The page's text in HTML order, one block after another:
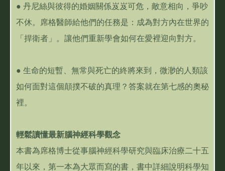
● 丹尼絲與彼得的婚姻關係岌岌可危，敵意相向，爭吵
不休。席格醫師給他們的任務是：成為對方內在世界的
「捍衛者」。讓他們重新學會如何在愛裡迎向對方。
● 生命的短暫、無常與死亡的終將來到，微渺的人類該
如何面對這個顛撲不破的真理？答案就在第七感的奧秘
裡。
輕鬆讀懂最新腦神經科學觀念
本書為席格博士從事腦神經科學研究與臨床治療二十五
年以來，第一本為大眾而寫的書，書中詳細說明科學知